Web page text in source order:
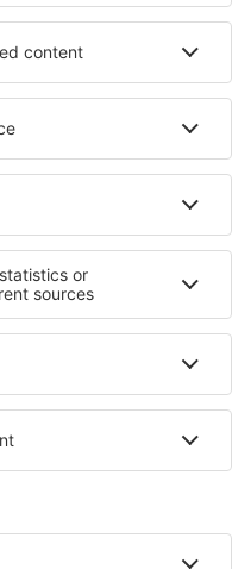
în Borso del Grappa
- Beușnița
Cazare in Faaker See